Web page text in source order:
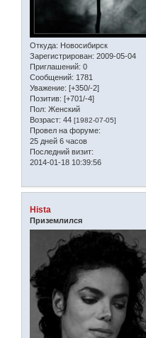
Откуда: Новосибирск
Зарегистрирован: 2009-05-04
Приглашений: 0
Сообщений: 1781
Уважение: [+350/-2]
Позитив: [+701/-4]
Пол: Женский
Возраст: 44 [1982-07-05]
Провел на форуме:
25 дней 6 часов
Последний визит:
2014-01-18 10:39:56
Hista
Приземлился